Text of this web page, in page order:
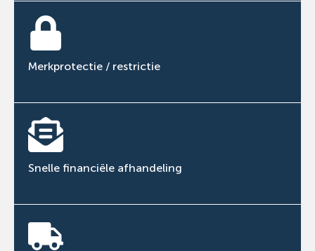
Merkprotectie / restrictie
Snelle financiële afhandeling